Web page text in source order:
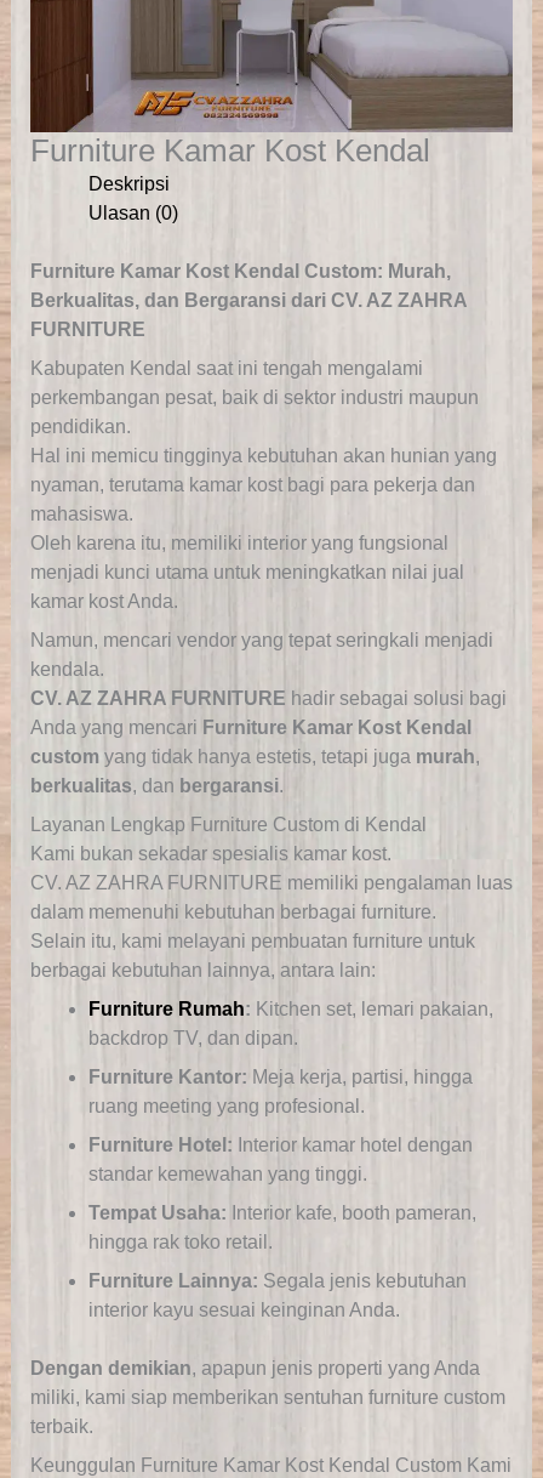
Furniture Kamar Kost Kendal
Deskripsi
Ulasan (0)
Furniture Kamar Kost Kendal Custom: Murah,
Berkualitas, dan Bergaransi dari CV. AZ ZAHRA
FURNITURE
Kabupaten Kendal saat ini tengah mengalami
perkembangan pesat, baik di sektor industri maupun
pendidikan.
Hal ini memicu tingginya kebutuhan akan hunian yang
nyaman, terutama kamar kost bagi para pekerja dan
mahasiswa.
Oleh karena itu, memiliki interior yang fungsional
menjadi kunci utama untuk meningkatkan nilai jual
kamar kost Anda.
Namun, mencari vendor yang tepat seringkali menjadi
kendala.
CV. AZ ZAHRA FURNITURE hadir sebagai solusi bagi
Anda yang mencari Furniture Kamar Kost Kendal
customyang tidak hanya estetis, tetapi juga murah,
berkualitas, dan bergaransi.
Layanan Lengkap Furniture Custom di Kendal
Kami bukan sekadar spesialis kamar kost.
CV. AZ ZAHRA FURNITURE memiliki pengalaman luas
dalam memenuhi kebutuhan berbagai furniture.
Selain itu, kami melayani pembuatan furniture untuk
berbagai kebutuhan lainnya, antara lain:
Furniture Rumah: Kitchen set, lemari pakaian,
backdrop TV, dan dipan.
Furniture Kantor: Meja kerja, partisi, hingga
ruang meeting yang profesional.
Furniture Hotel: Interior kamar hotel dengan
standar kemewahan yang tinggi.
Tempat Usaha: Interior kafe, booth pameran,
hingga rak toko retail.
Furniture Lainnya: Segala jenis kebutuhan
interior kayu sesuai keinginan Anda.
Dengan demikian, apapun jenis properti yang Anda
miliki, kami siap memberikan sentuhan furniture custom
terbaik.
Keunggulan Furniture Kamar Kost Kendal Custom Kami